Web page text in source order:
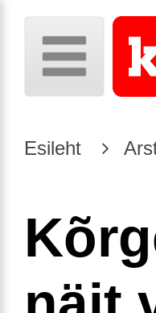
Esileht